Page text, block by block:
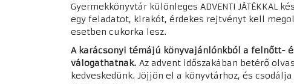
Gyermekkönyvtár különleges ADVENTI JÁTÉKKAL
egy feladatot, kirakót, érdekes rejtvényt kell
esetben cukorka lesz.
A karácsonyi témájú könyvajánlónkból a felnőtt-
válogathatnak. Az advent időszakában betérő
kedveskedünk.Jöjjön el a könyvtárhoz, és csodálja